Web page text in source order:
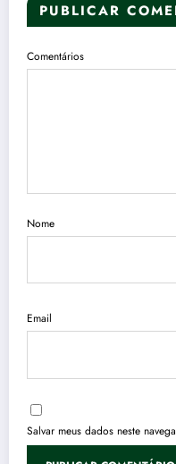
PUBLICAR
Comentários
Nome
Email
Salvar meus dados neste